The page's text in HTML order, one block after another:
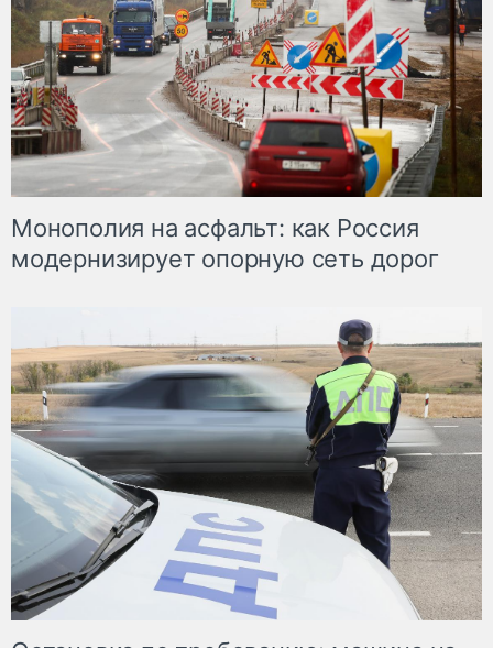
Монополия на асфальт: как Россия
модернизирует опорную сеть дорог